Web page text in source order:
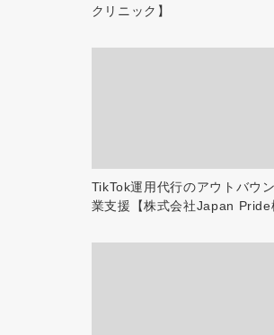
クリニック】
TikTok運用代行のアウトバウ
業支援【株式会社Japan Pride